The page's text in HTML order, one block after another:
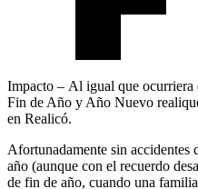
Impacto – Al igual que ocurriera
Fin de Año y Año Nuevo
en Realicó.
Afortunadamente sin accidentes
año (aunque con el recuerdo
de fin de año, cuando una